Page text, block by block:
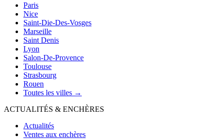
Paris
Nice
Saint-Die-Des-Vosges
Marseille
Saint Denis
Lyon
Salon-De-Provence
Toulouse
Strasbourg
Rouen
Toutes les villes →
ACTUALITÉS & ENCHÈRES
Actualités
Ventes aux enchères